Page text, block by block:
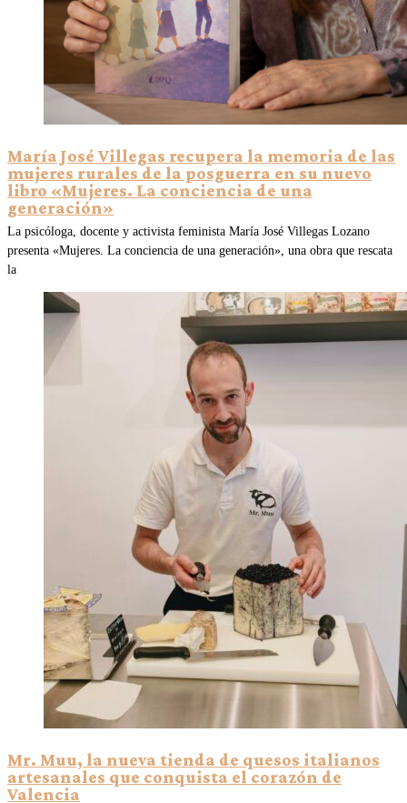
María José Villegas recupera la memoria de las
mujeres rurales de la posguerra en su nuevo
libro «Mujeres. La conciencia de una
generación»
La psicóloga, docente y activista feminista María José Villegas Lozano
presenta «Mujeres. La conciencia de una generación», una obra que rescata
la
Mr. Muu, la nueva tienda de quesos italianos
artesanales que conquista el corazón de
Valencia